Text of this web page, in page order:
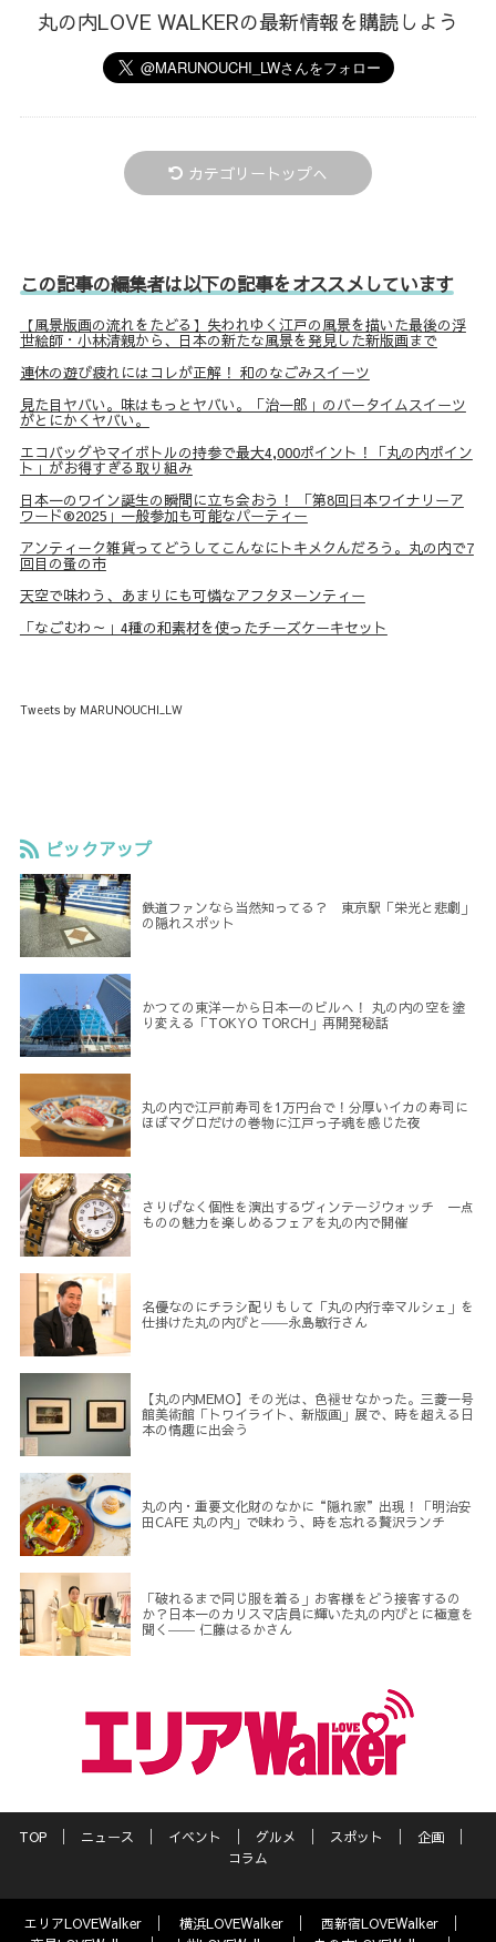
丸の内LOVE WALKERの最新情報を購読しよう
カテゴリートップへ
この記事の編集者は以下の記事をオススメしています
【風景版画の流れをたどる】失われゆく江戸の風景を描いた最後の浮
世絵師・小林清親から、日本の新たな風景を発見した新版画まで
連休の遊び疲れにはコレが正解！ 和のなごみスイーツ
見た目ヤバい。味はもっとヤバい。「治一郎」のバータイムスイーツ
がとにかくヤバい。
エコバッグやマイボトルの持参で最大4,000ポイント！「丸の内ポイン
ト」がお得すぎる取り組み
日本一のワイン誕生の瞬間に立ち会おう！ 「第8回⽇本ワイナリーア
ワード®︎2025」一般参加も可能なパーティー
アンティーク雑貨ってどうしてこんなにトキメクんだろう。丸の内で7
回目の蚤の市
天空で味わう、あまりにも可憐なアフタヌーンティー
「なごむわ～」4種の和素材を使ったチーズケーキセット
Tweets by MARUNOUCHI_LW
ピックアップ
鉄道ファンなら当然知ってる？ 東京駅「栄光と悲劇」
の隠れスポット
かつての東洋一から日本一のビルへ！ 丸の内の空を塗
り変える「TOKYO TORCH」再開発秘話
丸の内で江戸前寿司を1万円台で！分厚いイカの寿司に
ほぼマグロだけの巻物に江戸っ子魂を感じた夜
さりげなく個性を演出するヴィンテージウォッチ 一点
ものの魅力を楽しめるフェアを丸の内で開催
名優なのにチラシ配りもして「丸の内行幸マルシェ」を
仕掛けた丸の内びと――永島敏行さん
【丸の内MEMO】その光は、色褪せなかった。三菱一号
館美術館「トワイライト、新版画」展で、時を超える日
本の情趣に出会う
丸の内・重要文化財のなかに“隠れ家”出現！「明治安
田CAFE 丸の内」で味わう、時を忘れる贅沢ランチ
「破れるまで同じ服を着る」お客様をどう接客するの
か？日本一のカリスマ店員に輝いた丸の内びとに極意を
聞く―― 仁藤はるかさん
TOP ニュース イベント グルメ スポット
企画
コラム
エリアLOVEWalker 横浜LOVEWalker
西新宿LOVEWalker